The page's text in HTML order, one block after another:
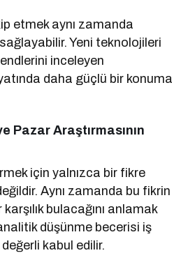
etmek aynı zamanda
Yeni teknolojileri
inceleyen
daha güçlü bir konuma
Pazar Araştırmasının
için yalnızca bir fikre
Aynı zamanda bu fikrin
bulacağını anlamak
düşünme becerisi iş
kabul edilir.